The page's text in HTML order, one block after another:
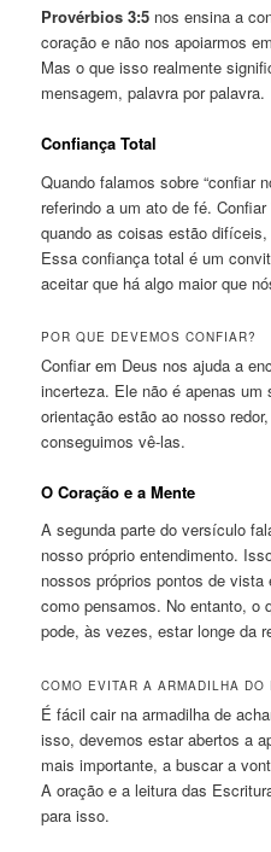
Provérbios 3:5 nos ensina a
coração e não nos apoiarmos
Mas o que isso realmente
mensagem, palavra por palavra.
Confiança Total
Quando falamos sobre “confiar
referindo a um ato de fé.
quando as coisas estão
Essa confiança total é um
aceitar que há algo maior que
POR QUE DEVEMOS CONFIAR?
Confiar em Deus nos ajuda a
incerteza. Ele não é apenas
orientação estão ao nosso
conseguimos vê-las.
O Coração e a Mente
A segunda parte do versículo
nosso próprio entendimento.
nossos próprios pontos de
como pensamos. No entanto, o
pode, às vezes, estar longe da
COMO EVITAR A ARMADILHA DO
É fácil cair na armadilha de
isso, devemos estar abertos a
mais importante, a buscar a
A oração e a leitura das
para isso.